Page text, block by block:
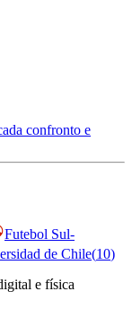
confronto e
Futebol Sul-
de Chile(10)
e física